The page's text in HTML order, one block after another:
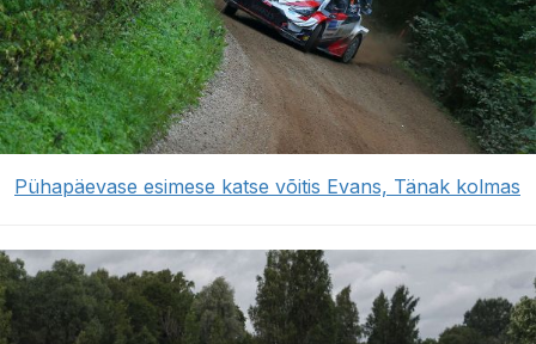
Pühapäevase esimese katse võitis Evans, Tänak kolmas